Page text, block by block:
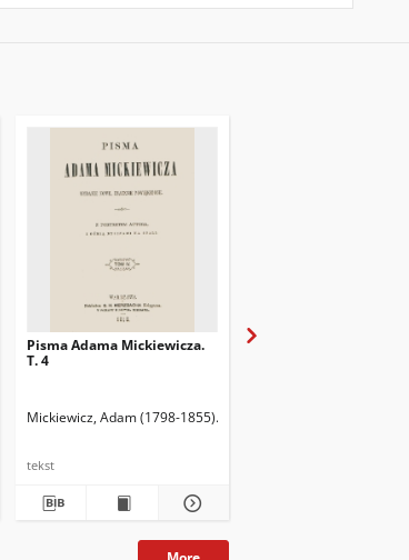
Merzbach, Ludwik (1820-1890). Wyd.
Pisma Adama Mickiewicza.
T. 4
Mickiewicz, Adam (1798-1855)
tekst